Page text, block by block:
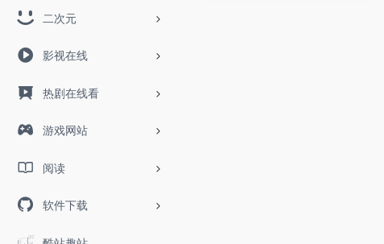
二次元
影视在线
热剧在线看
游戏网站
阅读
软件下载